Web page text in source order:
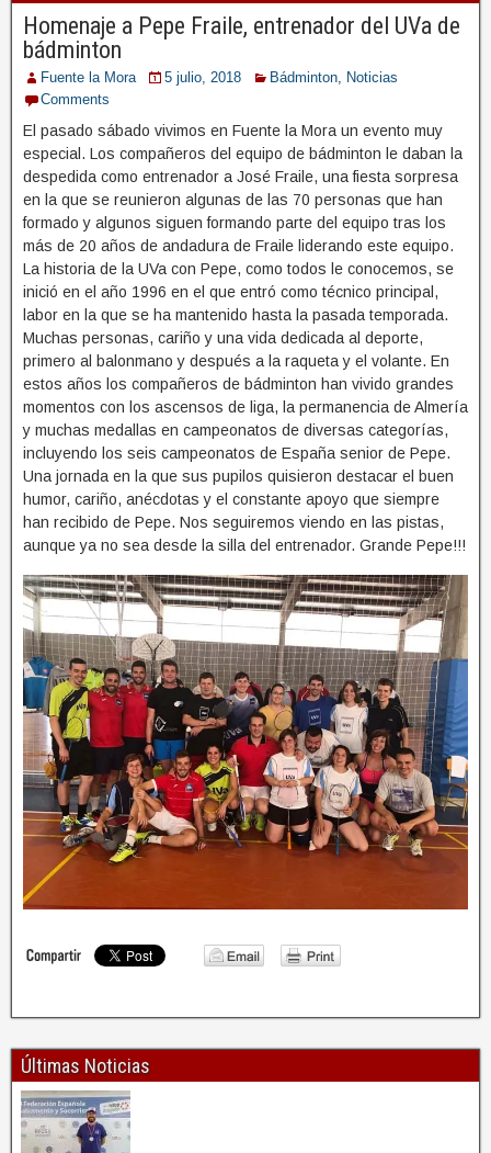
Homenaje a Pepe Fraile, entrenador del UVa de
bádminton
Fuente la Mora 5 julio, 2018 Bádminton, Noticias
Comments
El pasado sábado vivimos en Fuente la Mora un evento muy
especial. Los compañeros del equipo de bádminton le daban la
despedida como entrenador a José Fraile, una fiesta sorpresa
en la que se reunieron algunas de las 70 personas que han
formado y algunos siguen formando parte del equipo tras los
más de 20 años de andadura de Fraile liderando este equipo.
La historia de la UVa con Pepe, como todos le conocemos, se
inició en el año 1996 en el que entró como técnico principal,
labor en la que se ha mantenido hasta la pasada temporada.
Muchas personas, cariño y una vida dedicada al deporte,
primero al balonmano y después a la raqueta y el volante. En
estos años los compañeros de bádminton han vivido grandes
momentos con los ascensos de liga, la permanencia de Almería
y muchas medallas en campeonatos de diversas categorías,
incluyendo los seis campeonatos de España senior de Pepe.
Una jornada en la que sus pupilos quisieron destacar el buen
humor, cariño, anécdotas y el constante apoyo que siempre
han recibido de Pepe. Nos seguiremos viendo en las pistas,
aunque ya no sea desde la silla del entrenador. Grande Pepe!!!
Últimas Noticias